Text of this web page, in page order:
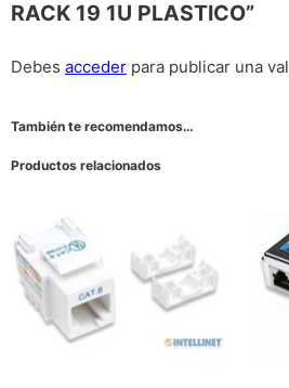
RACK 19 1U PLASTICO”
Debes acceder para publicar una
También te recomendamos…
Productos relacionados